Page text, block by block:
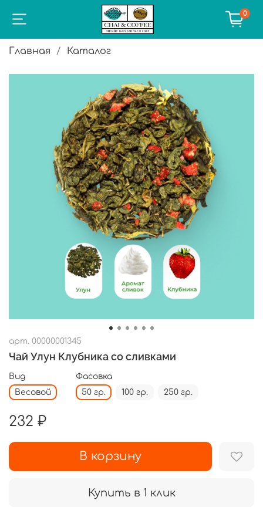
0
Главная Каталог
арт. 00000001345
Чай Улун Клубника со сливками
Вид
Весовой
Фасовка
50 гр.
100 гр. 250 гр.
232 ₽
В корзину
Купить в 1 клик